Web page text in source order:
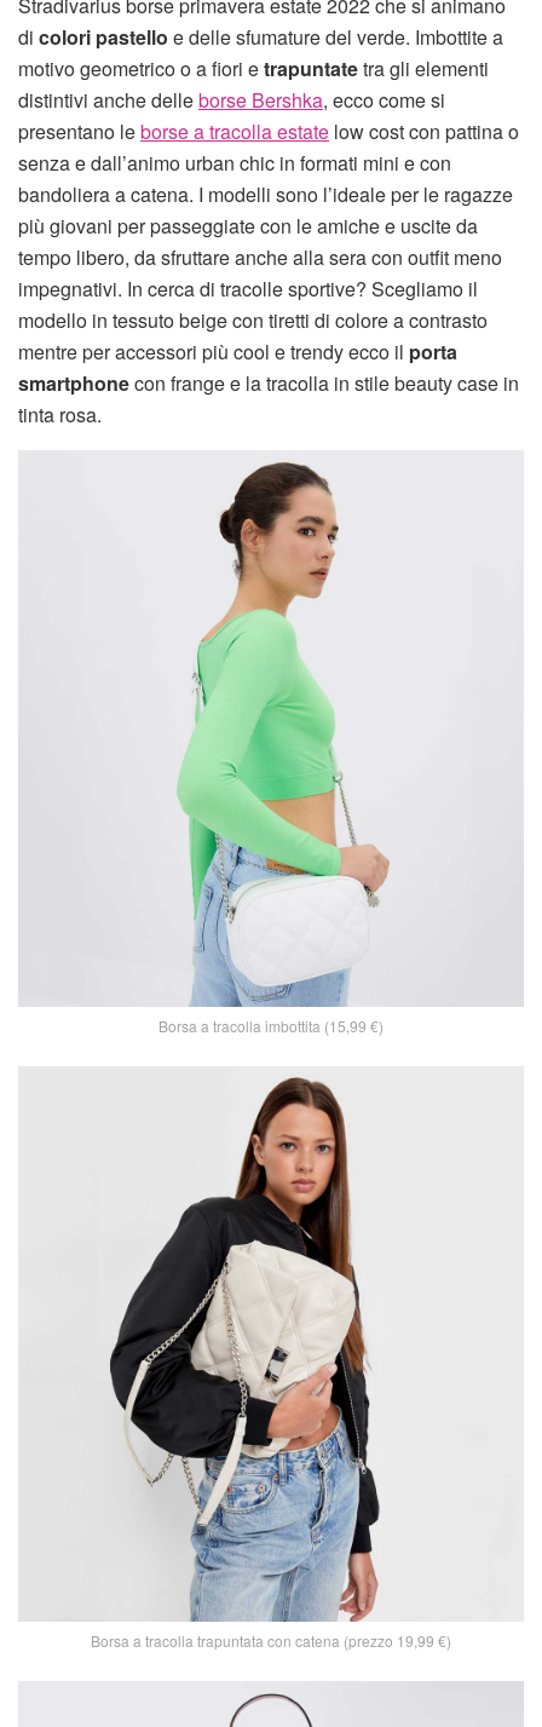
di colori pastello e delle sfumature del verde. Imbottite a
motivo geometrico o a fiori etrapuntatetra gli elementi
distintivi anche delleborse Bershka, ecco come si
presentano leborse a tracolla estate low cost con pattina o
senza e dall’animo urban chic in formati mini e con
bandoliera a catena. I modelli sono l’ideale per le ragazze
più giovani per passeggiate con le amiche e uscite da
tempo libero, da sfruttare anche alla sera con outfit meno
impegnativi. In cerca di tracolle sportive? Scegliamo il
modello in tessuto beige con tiretti di colore a contrasto
mentre per accessori più cool e trendy ecco il porta
smartphonecon frange e la tracolla in stile beauty case in
tinta rosa.
Borsa a tracolla imbottita (15,99 €)
Borsa a tracolla trapuntata con catena (prezzo 19,99 €)